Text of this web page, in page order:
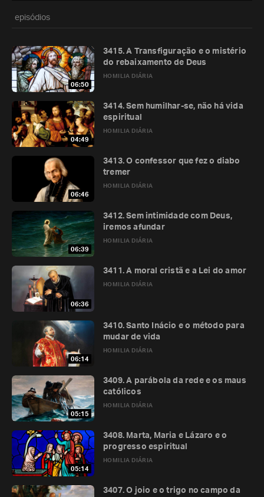
episódios
06:50
HOMILIA DIÁRIA
3415. A Transfiguração e o mistério
do rebaixamento de Deus
04:49
HOMILIA DIÁRIA
3414. Sem humilhar-se, não há vida
espiritual
06:46
HOMILIA DIÁRIA
3413. O confessor que fez o diabo
tremer
06:39
HOMILIA DIÁRIA
3412. Sem intimidade com Deus,
iremos afundar
06:36
HOMILIA DIÁRIA
3411. A moral cristã e a Lei do amor
06:14
HOMILIA DIÁRIA
3410. Santo Inácio e o método para
mudar de vida
05:15
HOMILIA DIÁRIA
3409. A parábola da rede e os maus
católicos
05:14
HOMILIA DIÁRIA
3408. Marta, Maria e Lázaro e o
progresso espiritual
3407. O joio e o trigo no campo da